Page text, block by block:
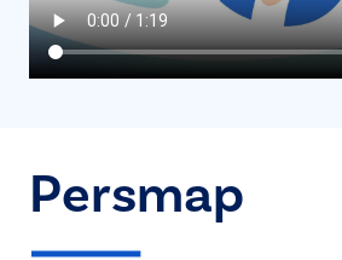
Persmap